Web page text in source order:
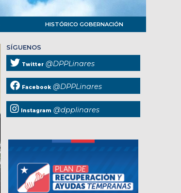
HISTÓRICO GOBERNACIÓN
SÍGUENOS
Twitter @DPPLinares
Facebook @DPPLinares
Instagram @dpplinares